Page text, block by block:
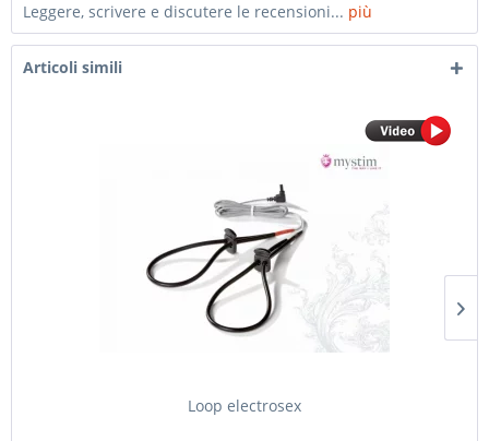
Leggere, scrivere e discutere le recensioni... più
Articoli simili
Loop electrosex